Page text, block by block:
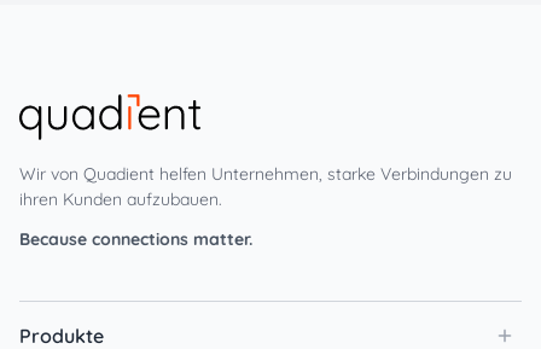
Wir von Quadient helfen Unternehmen, starke Verbindungen zu
ihren Kunden aufzubauen.
Because connections matter.
Produkte